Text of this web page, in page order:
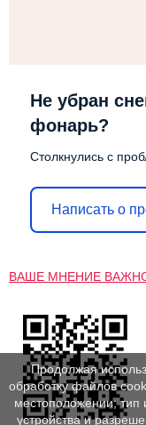
Не убран
фонарь?
Столкнулись с
Написать о
ВАШЕ МНЕНИЕ
Продолжая
обработку файлов
местоположении; тип
устройства и